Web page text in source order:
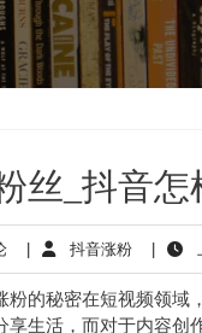
丝_抖音怎
没
有
评
论
抖音涨粉抖
音
涨
粉
粉的秘密在短视频领域
生活，而对于内容创